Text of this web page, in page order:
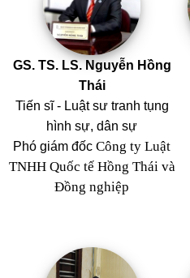
GS. TS. LS. Nguyễn Hồng
Thái
Tiến sĩ - Luật sư tranh tụng
hình sự, dân sự
Phó giám đốc Công ty Luật
TNHH Quốc tế Hồng Thái và
Đồng nghiệp